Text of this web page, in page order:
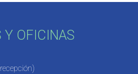
Y OFICINAS